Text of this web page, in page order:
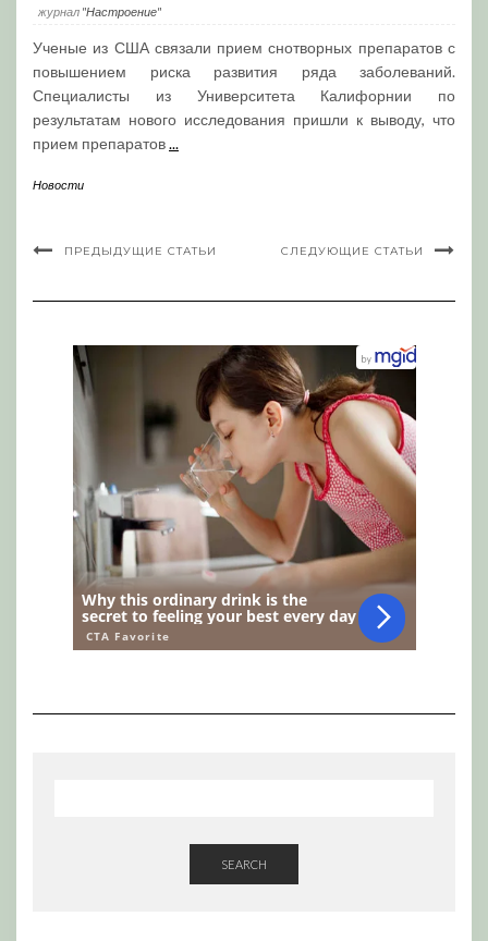
журнал "Настроение"
Ученые из США связали прием снотворных препаратов с
повышением риска развития ряда заболеваний.
Специалисты из Университета Калифорнии по
результатам нового исследования пришли к выводу, что
прием препаратов...
Новости
ПРЕДЫДУЩИЕ СТАТЬИ СЛЕДУЮЩИЕ СТАТЬИ
SEARCH